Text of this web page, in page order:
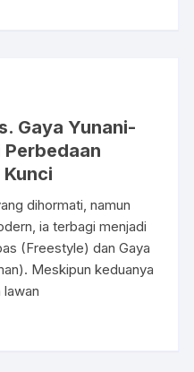
Gaya Yunani-
Perbedaan
dihormati, namun
ia terbagi menjadi
(Freestyle) dan Gaya
Meskipun keduanya
lawan